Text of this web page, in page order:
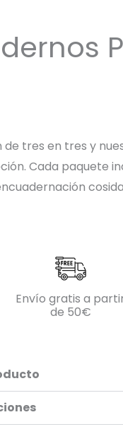
de tres en tres y
Cada paquete
Envío gratis a
de 50€